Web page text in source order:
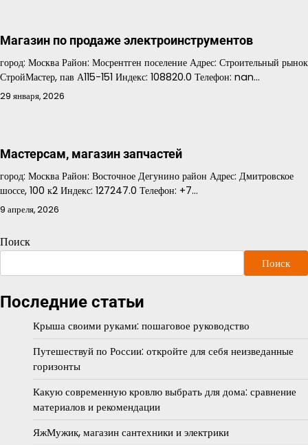
Магазин по продаже электроинструментов
город: Москва Район: Мосрентген поселение Адрес: Строительный рынок
СтройМастер, пав А115-151 Индекс: 108820.0 Телефон: nan…
29 января, 2026
Мастерсам, магазин запчастей
город: Москва Район: Восточное Дегунино район Адрес: Дмитровское
шоссе, 100 к2 Индекс: 127247.0 Телефон: +7…
9 апреля, 2026
Поиск
Поиск
Последние статьи
Крыша своими руками: пошаговое руководство
Путешествуй по России: откройте для себя неизведанные
горизонты
Какую современную кровлю выбрать для дома: сравнение
материалов и рекомендации
ЯжМужик, магазин сантехники и электрики